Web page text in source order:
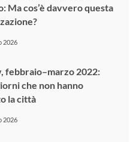
Ma cos’è davvero questa
2026
febbraio–marzo 2022:
che non hanno
la città
2026